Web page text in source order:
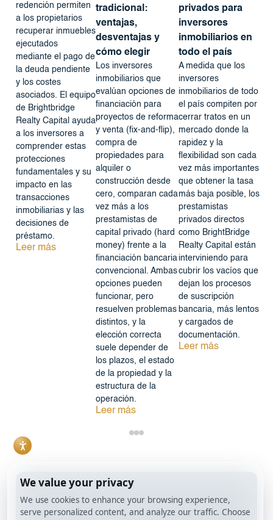
redención permiten
a los propietarios
recuperar inmuebles
ejecutados
mediante el pago de
la deuda pendiente
y los costes
asociados. El equipo
de Brightbridge
Realty Capital ayuda
a los inversores a
comprender estas
protecciones
fundamentales y su
impacto en las
transacciones
inmobiliarias y las
decisiones de
préstamo.
Leer más
tradicional:
ventajas,
desventajas y
cómo elegir
Los inversores
inmobiliarios que
evalúan opciones de
financiación para
proyectos de reforma
y venta (fix-and-flip),
compra de
propiedades para
alquiler o
construcción desde
cero, comparan cada
vez más a los
prestamistas de
capital privado (hard
money) frente a la
financiación bancaria
convencional. Ambas
opciones pueden
funcionar, pero
resuelven problemas
distintos, y la
elección correcta
suele depender de
los plazos, el estado
de la propiedad y la
estructura de la
operación.
Leer más
privados para
inversores
inmobiliarios en
todo el país
A medida que los
inversores
inmobiliarios de todo
el país compiten por
cerrar tratos en un
mercado donde la
rapidez y la
flexibilidad son cada
vez más importantes
que obtener la tasa
más baja posible, los
prestamistas
privados directos
como BrightBridge
Realty Capital están
interviniendo para
cubrir los vacíos que
dejan los procesos
de suscripción
bancaria, más lentos
y cargados de
documentación.
Leer más